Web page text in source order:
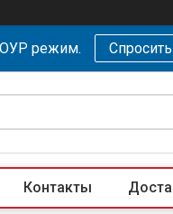
ОУР режим.
Контакты